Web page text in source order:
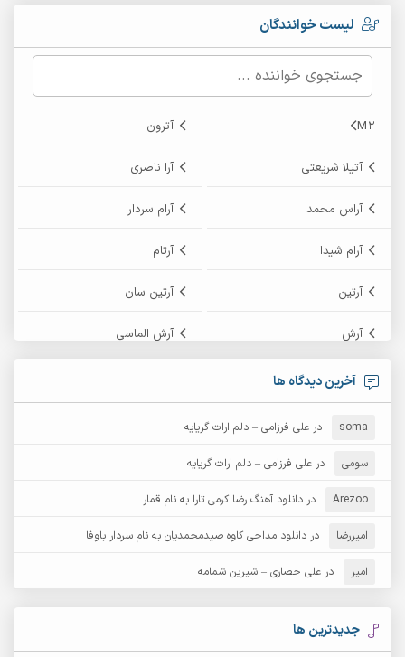
لیست خوانندگان
M2 آترون
آتیلا شریعتی آرا ناصری
آراس محمد آرام سردار
آرام شیدا آرتام
آرتین آرتین سان
آرش آرش الماسی
آرش امامی
آرش دی جی 2
آرش عثمان
آرش مبهم آرش مستشیری
آرش مهرابی آرش نظری
آرشام
آرکاداش
آخرین دیدگاه ها
soma در علی فرزامی – دلم ارات گریایه
سومی در علی فرزامی – دلم ارات گریایه
Arezoo در دانلود آهنگ رضا کرمی تارا به نام قمار
امیررضا در دانلود مداحی کاوه صیدمحمدیان به نام سردار باوفا
امیر در علی حصاری – شیرین شمامه
جدیدترین ها